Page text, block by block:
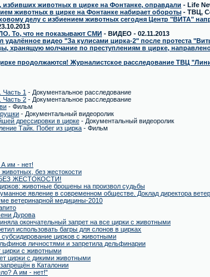
животных в цирке на Фонтанке, оправдали - Life
животных в цирке на Фонтанке набирает обороты - ТВЦ,
делу с избиением животных сегодня Центр "BИТА"
То, что не показывают СМИ - ВИДЕО - 02.11.2013
удалённое видео "За кулисами цирка-2" после протеста
хранящую молчание по преступлениям в цирке,
продолжаются! Журналистское расследование ТВЦ
Часть 1 - Документальное расследование
Часть 2 - Документальное расследование
- Фильм
- Документальный видеоролик
дрессировки в цирке - Документальный видеоролик
Тайк. Побег из цирка - Фильм
А им - нет!
животных, без жестокости
БЕЗ ЖЕСТОКОСТИ!
животные брошены на произвол судьбы
явление в современном обществе. Доклад директора
ветеринарной медицины-2010
Дурова
окончательный запрет на все цирки с животными
использовать багры для слонов в цирках
субсидирование цирков с животными
личностями и запретила дельфинарии
цирки с животными
цирки с дикими животными
в Каталонии
А им - нет!"